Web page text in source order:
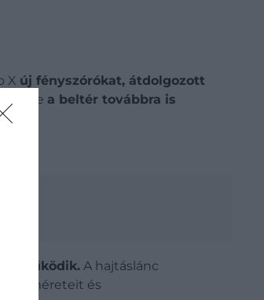
X új fényszórókat, átdolgozott
de a beltér továbbra is
működik. A hajtáslánc
méreteit és